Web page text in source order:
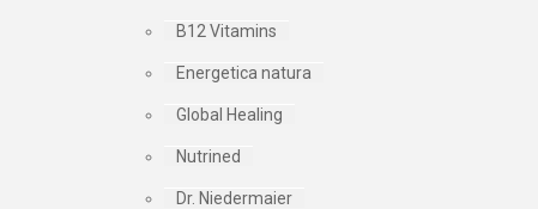
B12 Vitamins
Energetica natura
Global Healing
Nutrined
Dr. Niedermaier